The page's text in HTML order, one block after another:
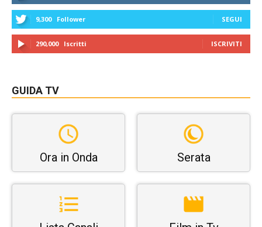
9,300 Follower SEGUI
290,000 Iscritti ISCRIVITI
GUIDA TV
Ora in Onda Serata